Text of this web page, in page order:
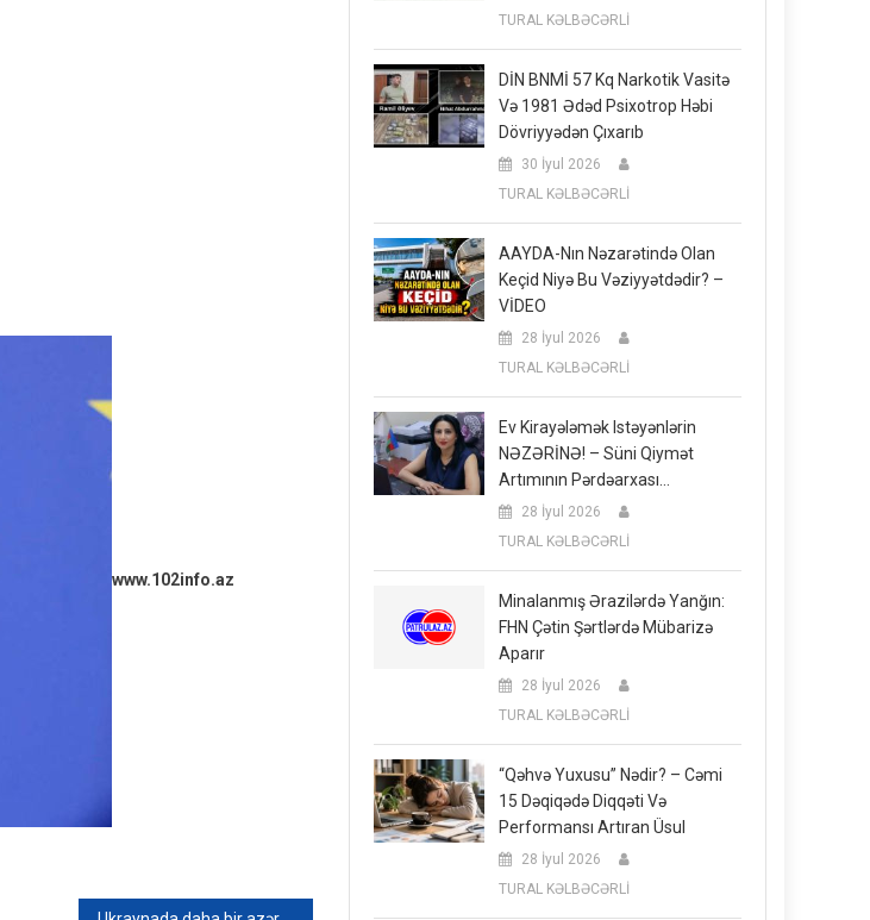
www.102info.az
TURAL KƏLBƏCƏRLİ
DİN BNMİ 57 Kq Narkotik Vasitə
Və 1981 Ədəd Psixotrop Həbi
Dövriyyədən Çıxarıb
30 İyul 2026
TURAL KƏLBƏCƏRLİ
AAYDA-Nın Nəzarətində Olan
Keçid Niyə Bu Vəziyyətdədir? –
VİDEO
28 İyul 2026
TURAL KƏLBƏCƏRLİ
Ev Kirayələmək Istəyənlərin
NƏZƏRİNƏ! – Süni Qiymət
Artımının Pərdəarxası…
28 İyul 2026
TURAL KƏLBƏCƏRLİ
Minalanmış Ərazilərdə Yanğın:
FHN Çətin Şərtlərdə Mübarizə
Aparır
28 İyul 2026
TURAL KƏLBƏCƏRLİ
“Qəhvə Yuxusu” Nədir? – Cəmi
15 Dəqiqədə Diqqəti Və
Performansı Artıran Üsul
28 İyul 2026
TURAL KƏLBƏCƏRLİ